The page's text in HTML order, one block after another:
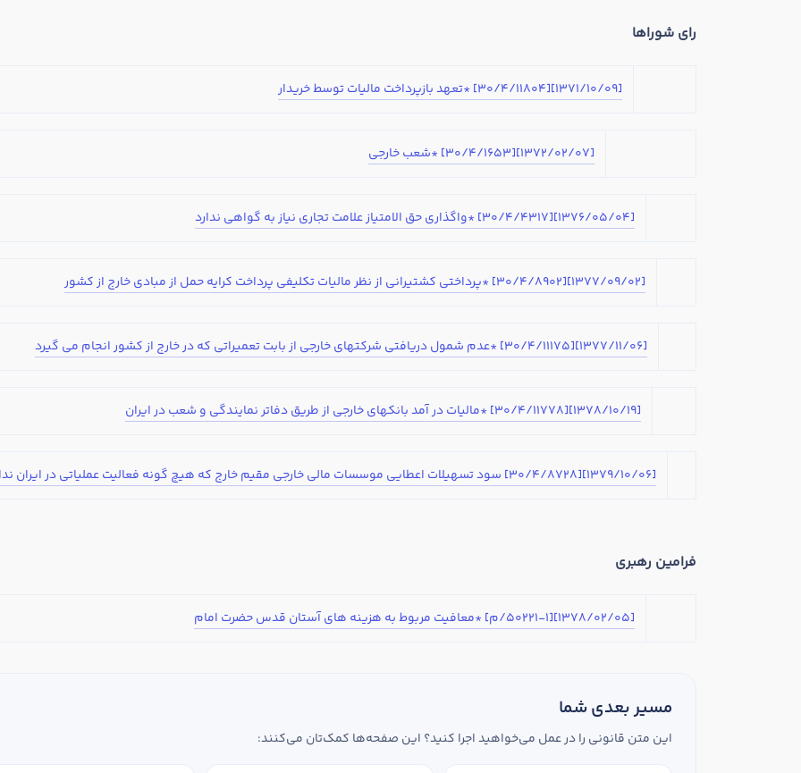
رای شوراها
[1371/10/09][30/4/11804] *تعهد بازپرداخت مالیات توسط خریدار
[1372/02/07][30/4/1653] *شعب خارجی
[1376/05/04][30/4/4317] *واگذاری حق الامتیاز علامت تجاری نیاز به گواهی ندارد
[1377/09/02][30/4/8902] *پرداختی کشتیرانی از نظر مالیات تکلیفی پرداخت کرایه حمل از مبادی خارج از کشور
[1377/11/06][30/4/11175] *عدم شمول دریافتی شرکتهای خارجی از بابت تعمیراتی که در خارج از کشور انجام می گیرد
[1378/10/19][30/4/11778] *مالیات در آمد بانکهای خارجی از طریق دفاتر نمایندگی و شعب در ایران
[1379/10/06][30/4/8728] سود تسهیلات اعطایی موسسات مالی خارجی مقیم خارج که هیچ گونه فعالیت عملیاتی در ایران ندارند مشمول مالیات نمی باشد
فرامین رهبری
[1378/02/05][50221-1/م] *معافیت مربوط به هزینه های آستان قدس حضرت امام
مسیر بعدی شما
این متن قانونی را در عمل می‌خواهید اجرا کنید؟ این صفحه‌ها کمک‌تان می‌کنند:
در صورتی که سابقه دارید ، چه مهارت هایی در حسابداری دارید؟
هدف بلند مدت شما از آموزش چیست ؟ ثبت شرکت حسابداری تدریس کار آفرینی ارتقا به